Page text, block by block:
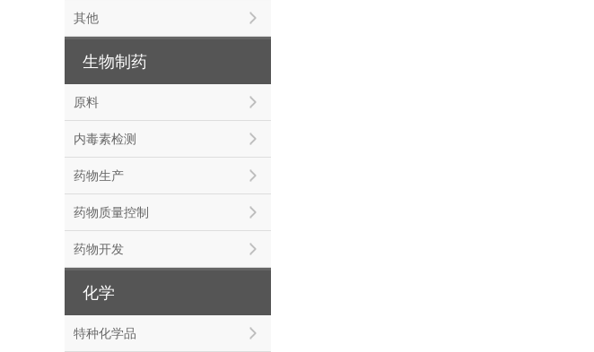
其他
生物制药
原料
内毒素检测
药物生产
药物质量控制
药物开发
化学
特种化学品